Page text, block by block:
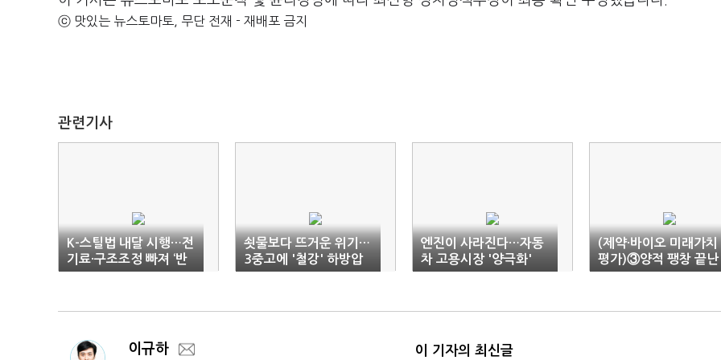
ⓒ 맛있는 뉴스토마토, 무단 전재 - 재배포 금지
관련기사
K-스틸법 내달 시행…전
기료·구조조정 빠져 ‘반
쪽’ 기대
쇳물보다 뜨거운 위기…
3중고에 '철강' 하방압
력↑
엔진이 사라진다…자동
차 고용시장 '양극화'
(제약·바이오 미래가치
평가)③양적 팽창 끝난
K바이오…"실력·신뢰
이규하 이 기자의 최신글